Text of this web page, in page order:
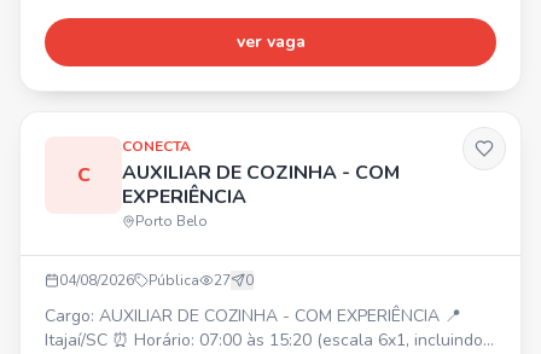
experiência), AUXILIAR DE INSTALADOR e SOLDADOR. 📍
PORTO BELO ⏰ Segunda a sexta-feira 💰 Salário, Vale
ver vaga
C
CONECTA
AUXILIAR DE COZINHA - COM
EXPERIÊNCIA
Porto Belo
04/08/2026 Pública 27 0
Cargo: AUXILIAR DE COZINHA - COM EXPERIÊNCIA 📍
Itajaí/SC ⏰ Horário: 07:00 às 15:20 (escala 6x1, incluindo